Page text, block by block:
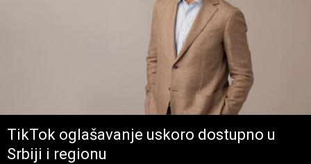
TikTok oglašavanje uskoro dostupno u
Srbiji i regionu